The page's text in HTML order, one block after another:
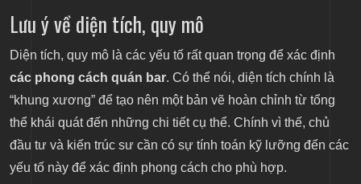
Lưu ý về diện tích, quy mô
Diện tích, quy mô là các yếu tố rất quan trọng để xác định
các phong cách quán bar. Có thể nói, diện tích chính là
“khung xương” để tạo nên một bản vẽ hoàn chỉnh từ tổng
thể khái quát đến những chi tiết cụ thể. Chính vì thế, chủ
đầu tư và kiến trúc sư cần có sự tính toán kỹ lưỡng đến các
yếu tố này để xác định phong cách cho phù hợp.